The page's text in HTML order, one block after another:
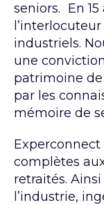
seniors. En
industriels.
une
patrimoine de
par les
mémoire de
complètes
retraités.
l’industrie,